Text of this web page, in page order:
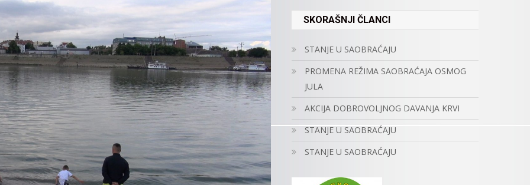
SKORAŠNJI ČLANCI
STANJE U SAOBRAĆAJU
PROMENA REŽIMA SAOBRAĆAJA OSMOG
JULA
AKCIJA DOBROVOLJNOG DAVANJA KRVI
STANJE U SAOBRAĆAJU
STANJE U SAOBRAĆAJU